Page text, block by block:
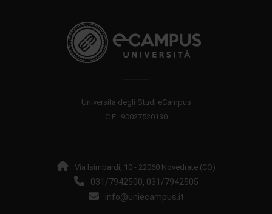
Università degli Studi eCampus
C.F.: 90027520130
Via Isimbardi, 10 - 22060 Novedrate (CO)
031/7942500, 031/7942505
info@uniecampus.it